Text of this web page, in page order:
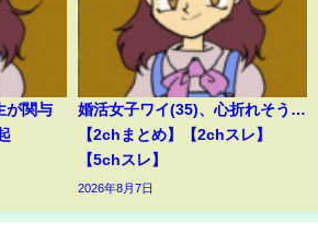
が関与
婚活女子ワイ(35)、心折れそう…
【2chまとめ】【2chスレ】
【5chスレ】
2026年8月7日